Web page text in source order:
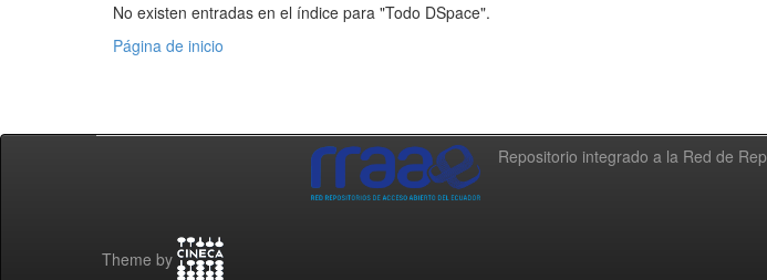
No existen entradas en el índice para "Todo DSpace".
Página de inicio
Repositorio integrado a la Red de
Theme by